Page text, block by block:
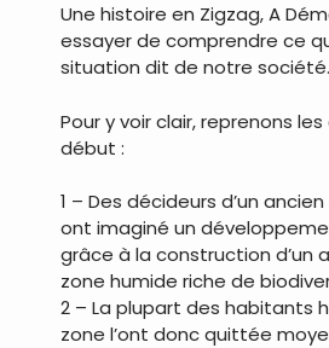
Une histoire en Zigzag, A
essayer de comprendre ce
situation dit de notre société.
Pour y voir clair, reprenons
début :
1 – Des décideurs d’un
ont imaginé un
grâce à la construction d’un
zone humide riche de
2 – La plupart des habitants
zone l’ont donc quittée